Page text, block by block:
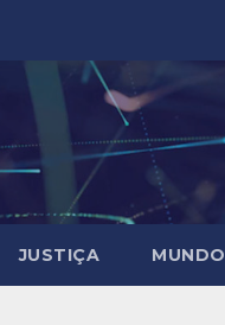
JUSTIÇA MUNDO